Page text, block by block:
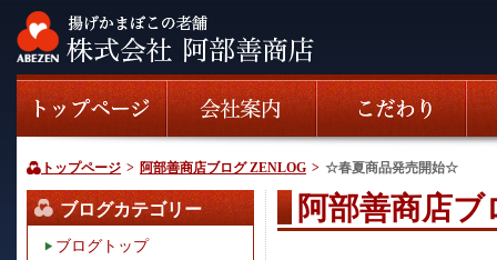
トップページ > 阿部善商店ブログ ZENLOG > ☆春夏商品発売開始☆
ブログカテゴリー
ブログトップ
阿部善商店